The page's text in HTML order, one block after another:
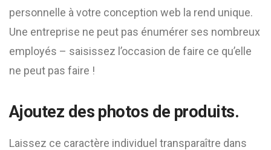
personnelle à votre conception web la rend unique.
Une entreprise ne peut pas énumérer ses nombreux
employés – saisissez l’occasion de faire ce qu’elle
ne peut pas faire !
Ajoutez des photos de produits.
Laissez ce caractère individuel transparaître dans